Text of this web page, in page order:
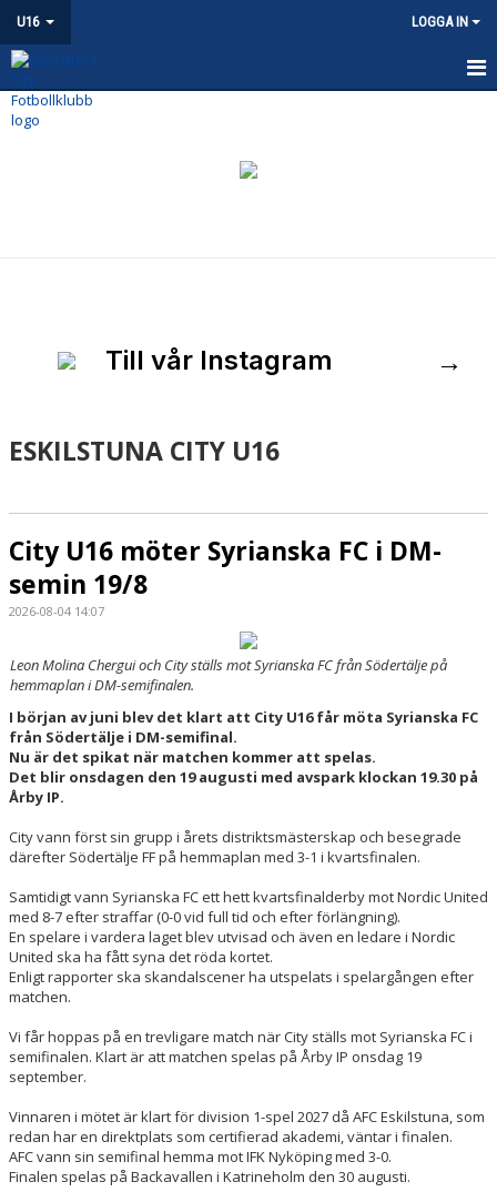
U16 LOGGA IN
U16
BILDGALLERI
KONTAKT
Till vår Instagram →
ESKILSTUNA CITY U16
City U16 möter Syrianska FC i DM-
semin 19/8
2026-08-04 14:07
Leon Molina Chergui och City ställs mot Syrianska FC från Södertälje på
hemmaplan i DM-semifinalen.
I början av juni blev det klart att City U16 får möta Syrianska FC
från Södertälje i DM-semifinal.
Nu är det spikat när matchen kommer att spelas.
Det blir onsdagen den 19 augusti med avspark klockan 19.30 på
Årby IP.
City vann först sin grupp i årets distriktsmästerskap och besegrade
därefter Södertälje FF på hemmaplan med 3-1 i kvartsfinalen.
Samtidigt vann Syrianska FC ett hett kvartsfinalderby mot Nordic United
med 8-7 efter straffar (0-0 vid full tid och efter förlängning).
En spelare i vardera laget blev utvisad och även en ledare i Nordic
United ska ha fått syna det röda kortet.
Enligt rapporter ska skandalscener ha utspelats i spelargången efter
matchen.
Vi får hoppas på en trevligare match när City ställs mot Syrianska FC i
semifinalen. Klart är att matchen spelas på Årby IP onsdag 19
september.
Vinnaren i mötet är klart för division 1-spel 2027 då AFC Eskilstuna, som
redan har en direktplats som certifierad akademi, väntar i finalen.
AFC vann sin semifinal hemma mot IFK Nyköping med 3-0.
Finalen spelas på Backavallen i Katrineholm den 30 augusti.